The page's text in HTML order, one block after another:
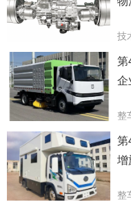
技
第
企
整
第
增
整